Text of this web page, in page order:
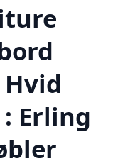
Erling